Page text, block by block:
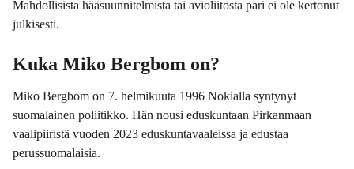
Mahdollisista hääsuunnitelmista tai avioliitosta pari ei ole kertonut
julkisesti.
Kuka Miko Bergbom on?
Miko Bergbom on 7. helmikuuta 1996 Nokialla syntynyt
suomalainen poliitikko. Hän nousi eduskuntaan Pirkanmaan
vaalipiiristä vuoden 2023 eduskuntavaaleissa ja edustaa
perussuomalaisia.